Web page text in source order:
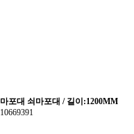
마포대 쇠마포대 / 길이:1200MM
10669391